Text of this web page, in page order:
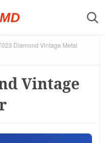
MD
Diamond Vintage Metal
Vintage